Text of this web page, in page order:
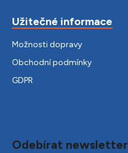
Užitečné informace
Možnosti dopravy
Obchodní podmínky
GDPR
Odebírat newsletter